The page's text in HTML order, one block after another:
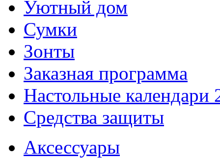
Уютный дом
Сумки
Зонты
Заказная программа
Настольные календари
Средства защиты
Аксессуары